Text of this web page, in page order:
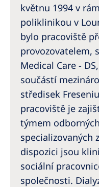
Philippines
North America
United States of
NephroCare
Global Website
květnu 1994 v
poliklinikou v
bylo pracoviště
provozovatelem,
Medical Care -
součástí
středisek
pracoviště je
týmem
specializovaných
dispozici jsou
sociální
společnosti.